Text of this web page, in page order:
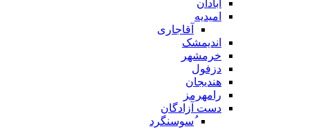
آبادان
امیدیه
آقاجاری
اندیمشک
خرمشهر
دزفول
هندیجان
رامهرمز
دست آزادگان
ُسوسنگرد